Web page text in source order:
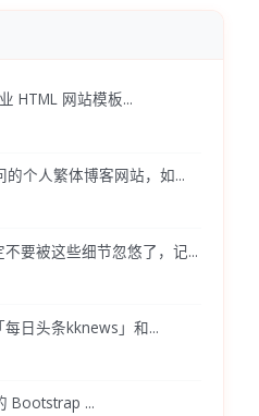
HTML 网站模板...
的个人繁体博客网站，如...
要被这些细节忽悠了，记...
日头条kknews」和...
Bootstrap ...